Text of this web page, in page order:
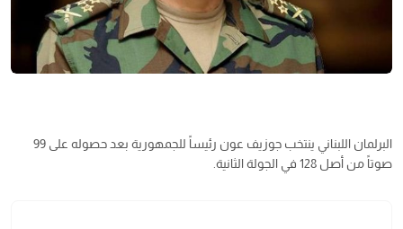
البرلمان اللبناني ينتخب جوزيف عون رئيساً للجمهورية بعد حصوله على 99
صوتاً من أصل 128 في الجولة الثانية.